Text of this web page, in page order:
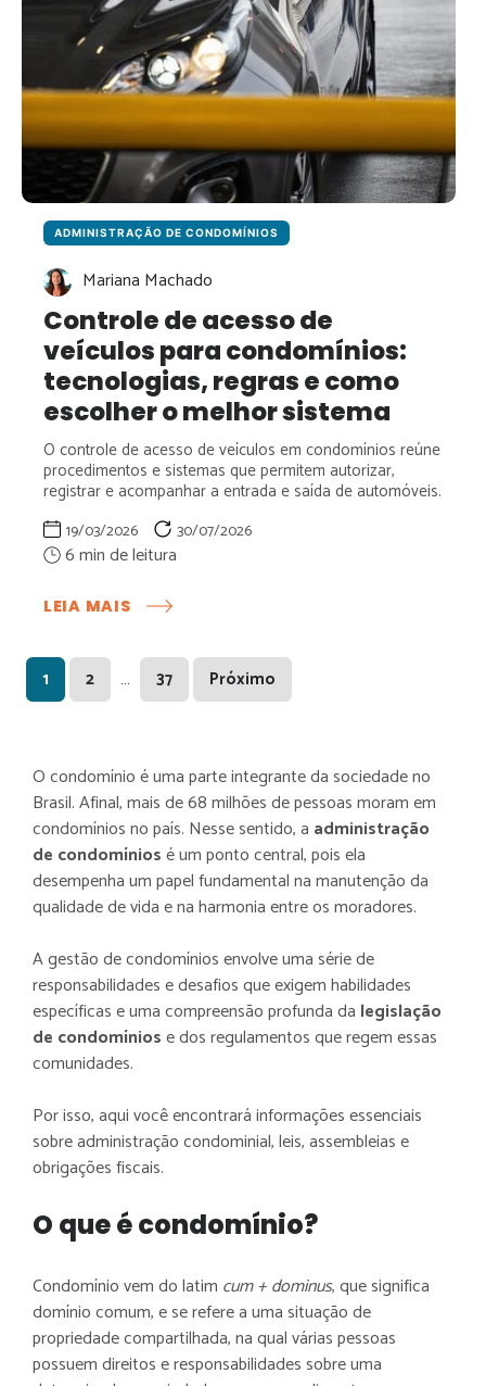
ADMINISTRAÇÃO DE CONDOMÍNIOS
Mariana Machado
Controle de acesso de
veículos para condomínios:
tecnologias, regras e como
escolher o melhor sistema
O controle de acesso de veículos em condomínios reúne
procedimentos e sistemas que permitem autorizar,
registrar e acompanhar a entrada e saída de automóveis.
19/03/2026 30/07/2026
LEIA MAIS
CONTROLE
ACESSO
VEÍCULOS
TECNOLOGIAS,
REGRAS
E
COMO
ESCOLHER
O
MELHOR
Page
1 Page
2 … Page
37 Próximo
O condomínio é uma parte integrante da sociedade no
Brasil. Afinal, mais de 68 milhões de pessoas moram em
condomínios no país. Nesse sentido, a administração
de condomíniosé um ponto central, pois ela
desempenha um papel fundamental na manutenção da
qualidade de vida e na harmonia entre os moradores.
A gestão de condomínios envolve uma série de
responsabilidades e desafios que exigem habilidades
específicas e uma compreensão profunda da legislação
de condomíniose dos regulamentos que regem essas
comunidades.
Por isso, aquivocê encontrará informações essenciais
sobre administração condominial, leis, assembleias e
obrigações fiscais.
O que é condomínio?
Condomínio vem do latim cum + dominus, que significa
domínio comum, e se refere a uma situação de
propriedade compartilhada, na qual várias pessoas
possuem direitos e responsabilidades sobre uma